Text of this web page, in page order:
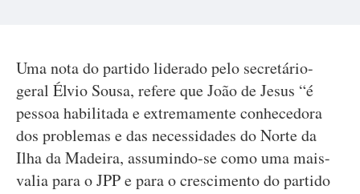
Uma nota do partido liderado pelo secretário-
geral Élvio Sousa, refere que João de Jesus “é
pessoa habilitada e extremamente conhecedora
dos problemas e das necessidades do Norte da
Ilha da Madeira, assumindo-se como uma mais-
valia para o JPP e para o crescimento do partido